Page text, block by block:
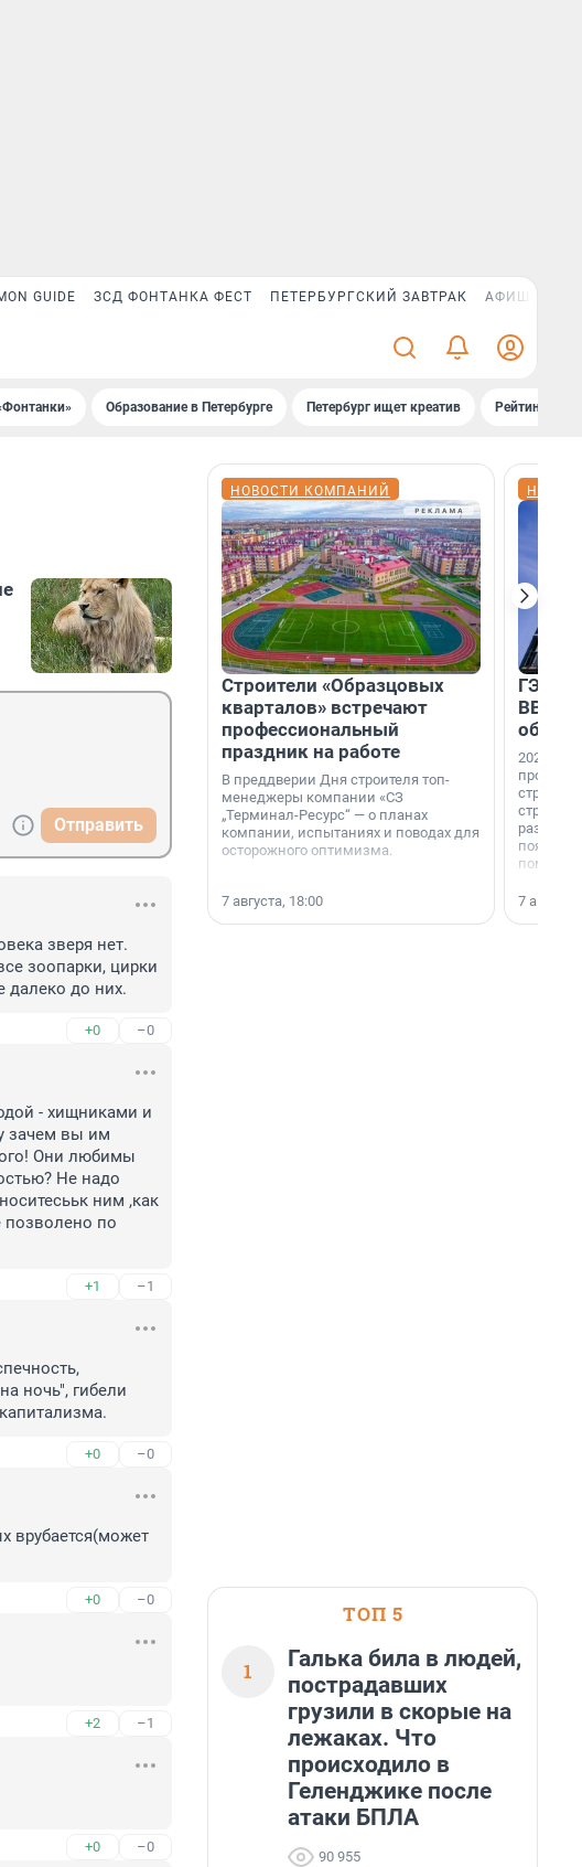
GUIDE ЗСД ФОНТАНКА ФЕСТ ПЕТЕРБУРГСКИЙ ЗАВТРАК АФИША PLUS
Образование в Петербурге Петербург ищет креатив Рейтинги
Отправить
зверя нет.
зоопарки, цирки
далеко до них.
+0 –0
- хищниками и
зачем вы им
Они любимы
Не надо
ним ,как
позволено по
+1 –1
ночь", гибели
+0 –0
врубается(может
+0 –0
+2 –1
+0 –0
НОВОСТИ КОМПАНИЙ
Строители «Образцовых
кварталов» встречают
профессиональный
праздник на работе
В преддверии Дня строителя топ-
менеджеры компании «СЗ
„Терминал-Ресурс“ — о планах
компании, испытаниях и поводах для
осторожного оптимизма.
7 августа, 18:00
ГЭС,
ВВП: в
об
2026-й —
раз. В
7
ТОП 5
1
Галька била в людей,
пострадавших
грузили в скорые на
лежаках. Что
происходило в
Геленджике после
атаки БПЛА
90 955